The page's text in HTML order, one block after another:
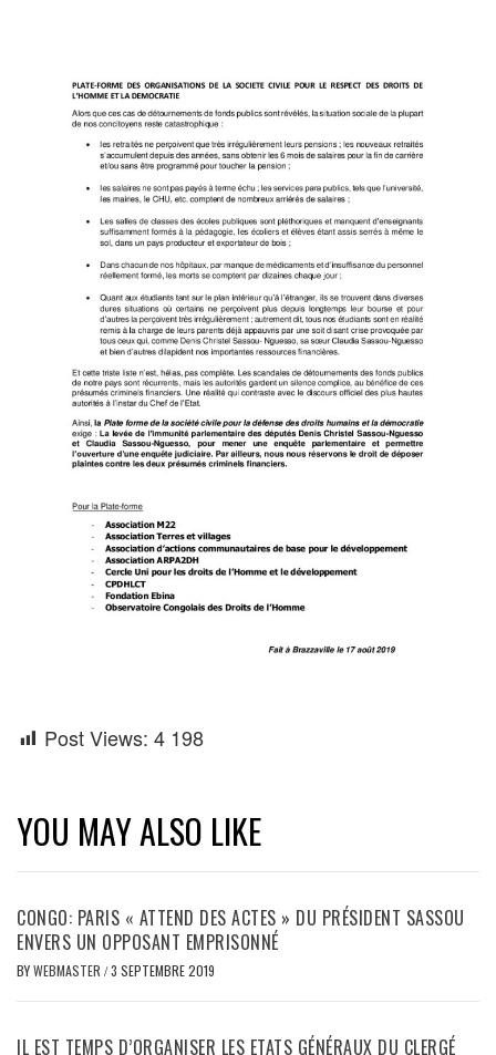
Post Views: 4 198
YOU MAY ALSO LIKE
CONGO: PARIS « ATTEND DES ACTES » DU PRÉSIDENT SASSOU
ENVERS UN OPPOSANT EMPRISONNÉ
BYWEBMASTER /3 SEPTEMBRE 2019
IL EST TEMPS D’ORGANISER LES ETATS GÉNÉRAUX DU CLERGÉ